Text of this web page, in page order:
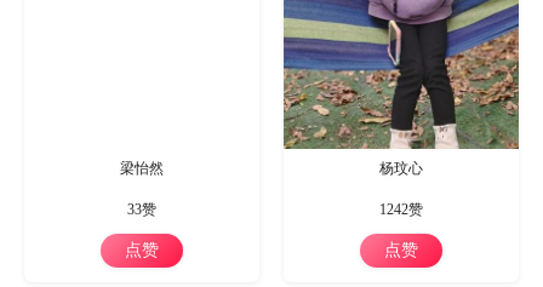
梁怡然
33赞
点赞
杨玟心
1242赞
点赞